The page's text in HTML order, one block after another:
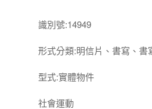
識別號:14949
形式分類:明信片、書寫、書
型式:實體物件
社會運動